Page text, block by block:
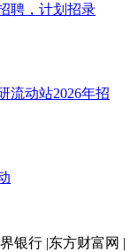
聘，计划招录
流动站2026年招
银行 |东方财富网 |